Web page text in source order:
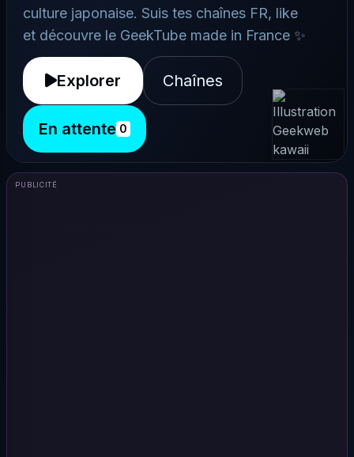
culture japonaise. Suis tes chaînes FR, like
et découvre le GeekTube made in France ✨
Explorer Chaînes
En attente 0
PUBLICITÉ